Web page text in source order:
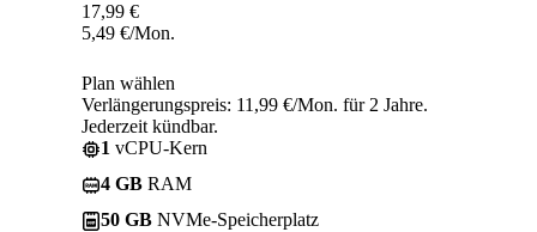
17,99 €
5,49 €/Mon.
Plan wählen
Verlängerungspreis: 11,99 €/Mon. für 2 Jahre.
Jederzeit kündbar.
1 vCPU-Kern
4 GB RAM
50 GB NVMe-Speicherplatz